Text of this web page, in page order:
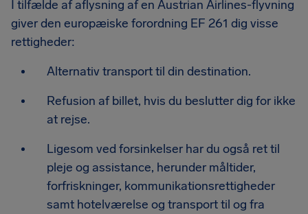
I tilfælde af aflysning af en Austrian Airlines-flyvning
giver den europæiske forordning EF 261 dig visse
rettigheder:
Alternativ transport til din destination.
Refusion af billet, hvis du beslutter dig for ikke
at rejse.
Ligesom ved forsinkelser har du også ret til
pleje og assistance, herunder måltider,
forfriskninger, kommunikationsrettigheder
samt hotelværelse og transport til og fra